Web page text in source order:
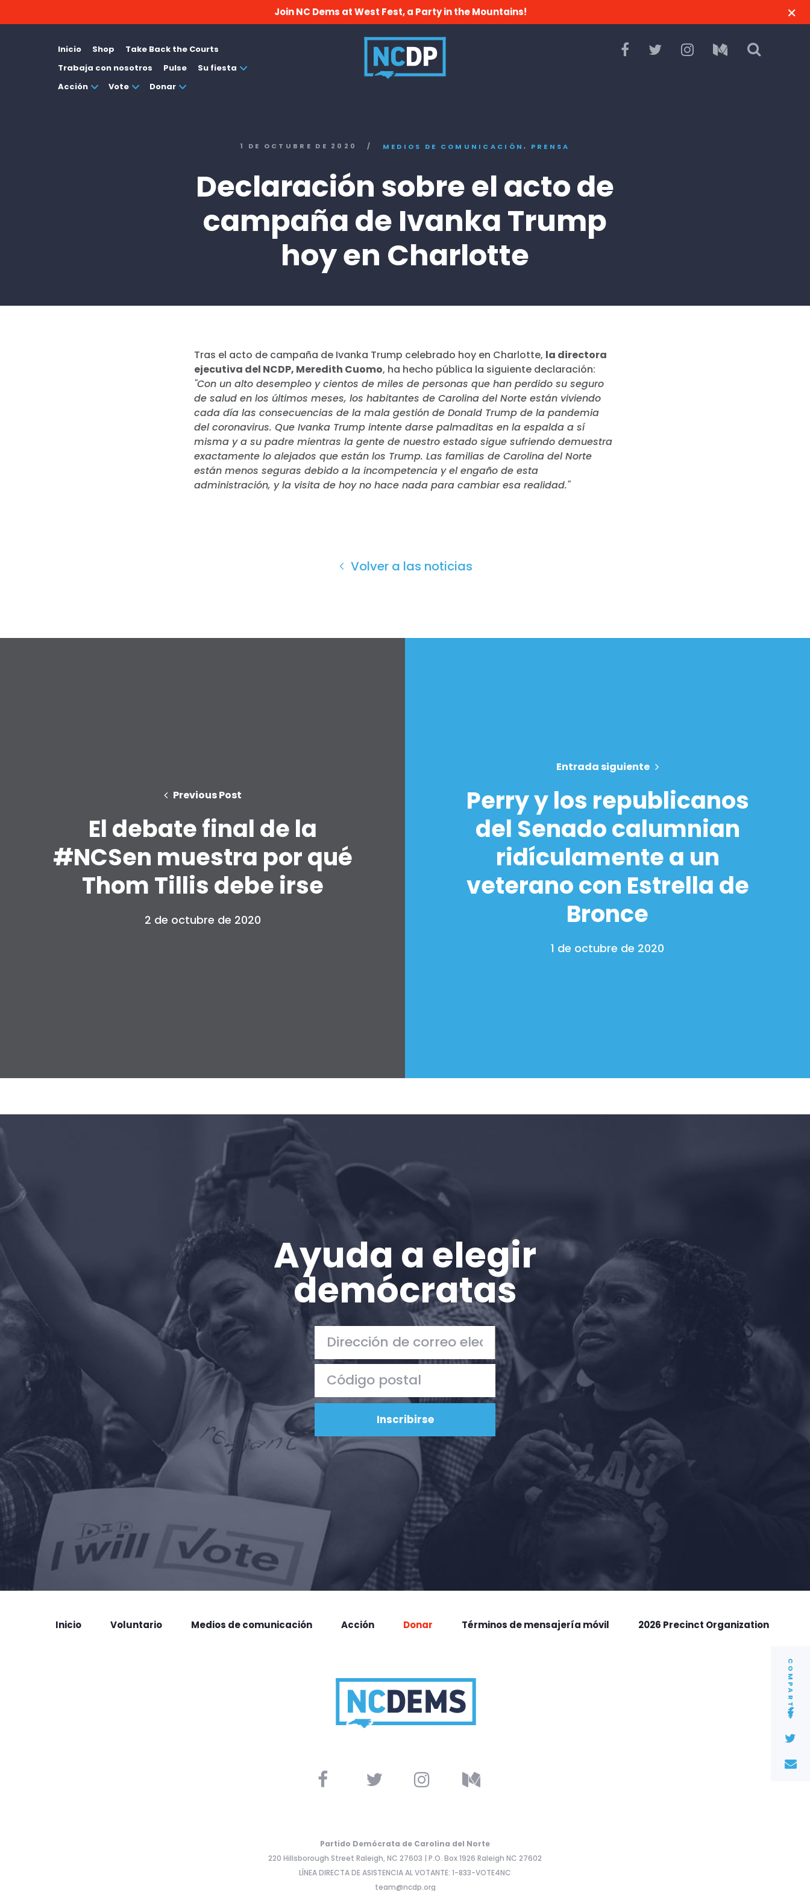
Acción
Join NC Dems at West Fest, a Party in the Mountains!
Inicio Shop
Take Back the Courts
Trabaja con nosotros
Pulse
Su fiesta
Acción
Vote Donar
COMPARTIR
1 DE OCTUBRE DE 2020 / MEDIOS DE COMUNICACIÓN, PRENSA
Declaración sobre el acto de
campaña de Ivanka Trump
hoy en Charlotte
Tras el acto de campaña de Ivanka Trump celebrado hoy en Charlotte, la directora
ejecutiva del NCDP, Meredith Cuomo, ha hecho pública la siguiente declaración:
"Con un alto desempleo y cientos de miles de personas que han perdido su seguro
de salud en los últimos meses, los habitantes de Carolina del Norte están viviendo
cada día las consecuencias de la mala gestión de Donald Trump de la pandemia
del coronavirus. Que Ivanka Trump intente darse palmaditas en la espalda a sí
misma y a su padre mientras la gente de nuestro estado sigue sufriendo demuestra
exactamente lo alejados que están los Trump. Las familias de Carolina del Norte
están menos seguras debido a la incompetencia y el engaño de esta
administración, y la visita de hoy no hace nada para cambiar esa realidad."
Volver a las noticias
Previous Post
El debate final de la
#NCSen muestra por qué
Thom Tillis debe irse
2 de octubre de 2020
Entrada siguiente
Perry y los republicanos
del Senado calumnian
ridículamente a un
veterano con Estrella de
Bronce
1 de octubre de 2020
Ayuda a elegir
demócratas
Inicio Voluntario Medios de comunicación Acción Donar Términos de mensajería móvil 2026 Precinct Organization
Partido Demócrata de Carolina del Norte
220 Hillsborough Street Raleigh, NC 27603 | P.O. Box 1926 Raleigh NC 27602
LÍNEA DIRECTA DE ASISTENCIA AL VOTANTE: 1-833-VOTE4NC
team@ncdp.org